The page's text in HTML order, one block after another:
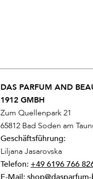
DAS PARFUM AND
1912 GMBH
Zum Quellenpark 21
65812 Bad Soden am
Geschäftsführung:
Liljana Jasarovska
Telefon: +49 6196 766